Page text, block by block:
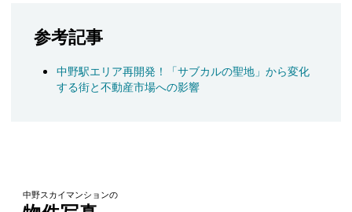
参考記事
中野駅エリア再開発！「サブカルの聖地」から変化
する街と不動産市場への影響
中野スカイマンションの